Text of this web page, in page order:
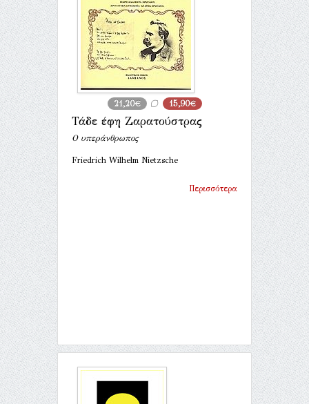
21,20€ 15,90€
Τάδε έφη Ζαρατούστρας
Ο υπεράνθρωπος
Friedrich Wilhelm Nietzsche
Περισσότερα